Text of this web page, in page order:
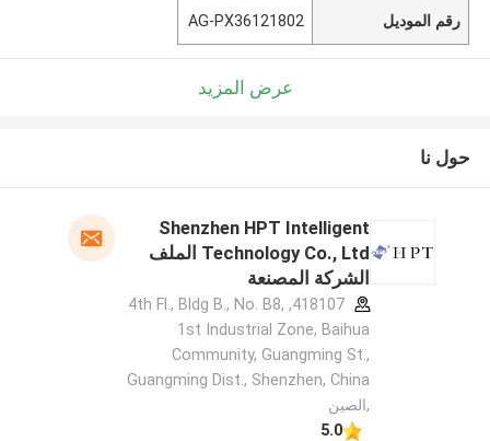
رقم الموديل AG-PX36121802
عرض المزيد
حول نا
Shenzhen HPT Intelligent
Technology Co., Ltd الملف
الشركة المصنعة
418107, 4th Fl., Bldg B., No. B8,
1st Industrial Zone, Baihua
Community, Guangming St.,
Guangming Dist., Shenzhen, China
,الصين
5.0